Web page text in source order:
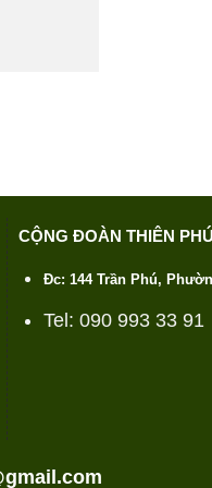
CỘNG ĐOÀN THIÊN
Đc: 144 Trần Phú,
Tel: 090 993 33 91